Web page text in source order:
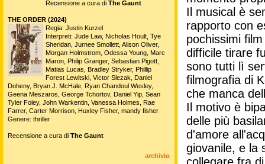
Il musical è
rapporto con
pochissimi
difficile tirare
sono tutti lì
filmografia di
che manca
Il motivo è
delle più
d'amore
giovanile, e la
Recensione a cura di The Gaunt
THE ORDER (2024)
Regia: Justin Kurzel
Interpreti: Jude Law, Nicholas Hoult, Tye
Sheridan, Jurnee Smollett, Alison Oliver,
Morgan Holmstrom, Odessa Young, Marc
Maron, Philip Granger, Sebastian Pigott,
Matias Lucas, Bradley Stryker, Phillip
Forest Lewitski, Victor Slezak, Daniel
Doheny, Bryan J. McHale, Ryan Chandoul Wesley,
Geena Meszaros, George Tchortov, Daniel Yip, Sean
Tyler Foley, John Warkentin, Vanessa Holmes, Rae
Farrer, Carter Morrison, Huxley Fisher, mandy fisher
Genere: thriller
Recensione a cura di The Gaunt
archivio